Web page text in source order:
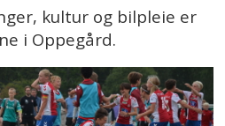
kultur og bilpleie er
i Oppegård.